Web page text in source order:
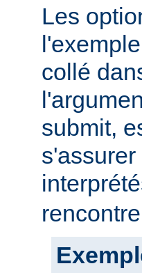
Les
collé
submit,